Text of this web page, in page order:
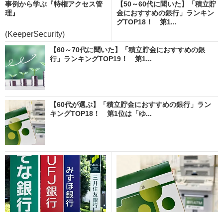
事例から学ぶ『特権アクセス管
理』
(KeeperSecurity)
【50～60代に聞いた】「積立貯
金におすすめの銀行」ランキン
グTOP18！ 第1...
【60～70代に聞いた】「積立貯金におすすめの銀
行」ランキングTOP19！ 第1...
【60代が選ぶ】「積立貯金におすすめの銀行」ラン
キングTOP18！ 第1位は「ゆ...